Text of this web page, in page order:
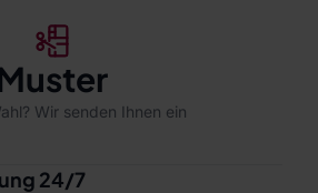
Wir senden Ihnen ein
24/7